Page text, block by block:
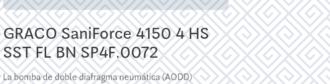
GRACO SaniForce 4150 4 HS
SST FL BN SP4F.0072
La bomba de doble diafragma neumática (AODD)